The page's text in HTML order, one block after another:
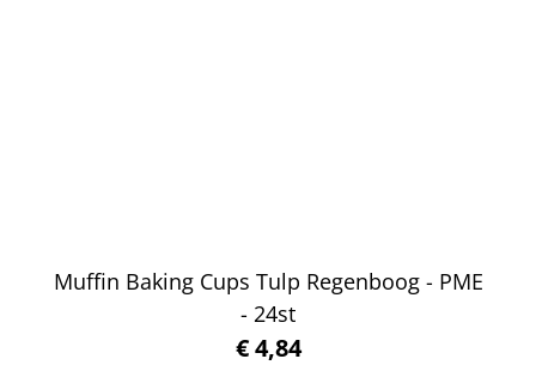
Muffin Baking Cups Tulp Regenboog - PME
- 24st
€4,84